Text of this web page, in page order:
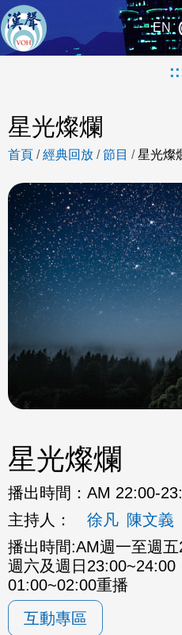
EN
星光燦爛
首頁 /經典回放 /節目 /星光燦
星光燦爛
播出時間： AM 22:00-
主持人：
徐凡 陳文義
播出時間:AM週一至週
週六及週日23:00~24:00
01:00~02:00重播
互動專區